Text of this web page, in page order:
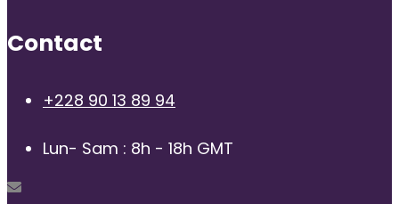
Contact
+228 90 13 89 94
Lun- Sam : 8h - 18h GMT